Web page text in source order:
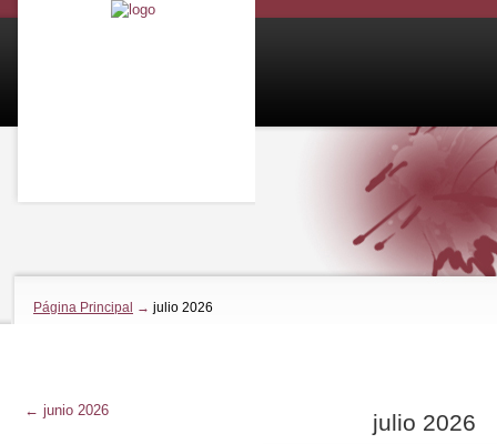
Página Principal → julio 2026
← junio 2026 julio 2026